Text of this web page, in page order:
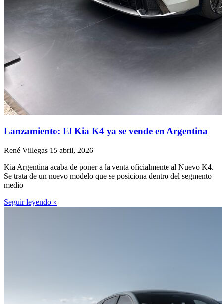
Lanzamiento: El Kia K4 ya se vende en Argentina
René Villegas 15 abril, 2026
Kia Argentina acaba de poner a la venta oficialmente al Nuevo K4.
Se trata de un nuevo modelo que se posiciona dentro del segmento
medio
Seguir leyendo »